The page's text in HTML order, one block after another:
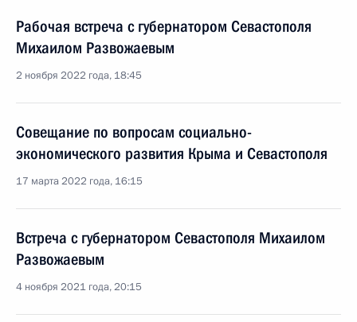
Рабочая встреча с губернатором Севастополя
Михаилом Развожаевым
2 ноября 2022 года, 18:45
Совещание по вопросам социально-
экономического развития Крыма и Севастополя
17 марта 2022 года, 16:15
Встреча с губернатором Севастополя Михаилом
Развожаевым
4 ноября 2021 года, 20:15